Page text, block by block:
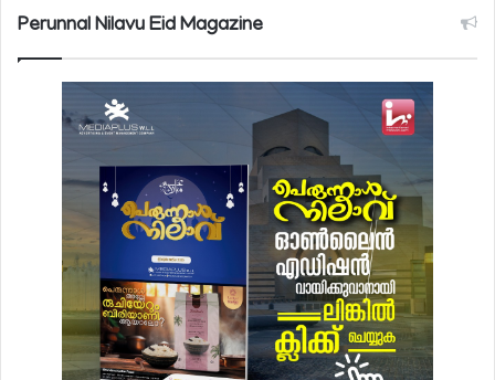
Perunnal Nilavu Eid Magazine